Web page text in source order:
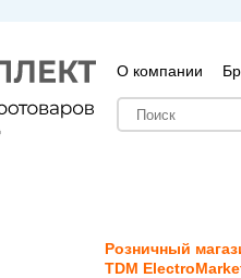
О компании
Розничный
TDM